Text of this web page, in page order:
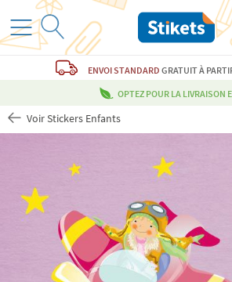
ENVOI STANDARDGRATUITÀ
OPTEZ POUR LA LIVRAISON
Voir Stickers Enfants